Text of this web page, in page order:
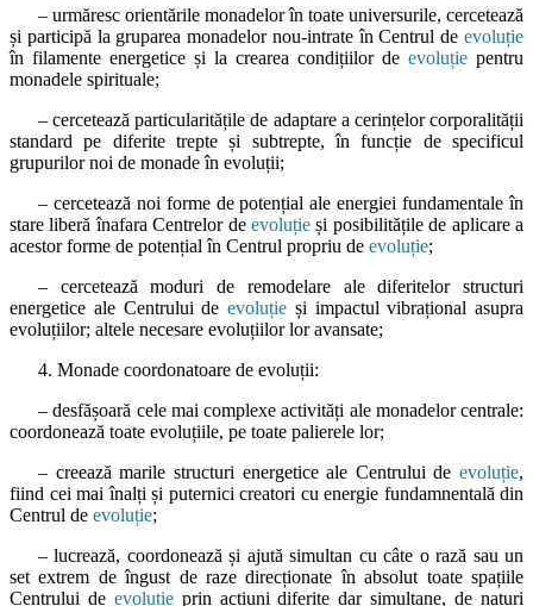
– urmăresc orientările monadelor în toate universurile, cercetează
și participă la gruparea monadelor nou-intrate în Centrul de evoluție
în filamente energetice și la crearea condițiilor de evoluție pentru
monadele spirituale;
– cercetează particularitățile de adaptare a cerințelor corporalității
standard pe diferite trepte și subtrepte, în funcție de specificul
grupurilor noi de monade în evoluții;
– cercetează noi forme de potențial ale energiei fundamentale în
stare liberă înafara Centrelor de evoluție și posibilitățile de aplicare a
acestor forme de potențial în Centrul propriu de evoluție;
– cercetează moduri de remodelare ale diferitelor structuri
energetice ale Centrului de evoluție și impactul vibrațional asupra
evoluțiilor; altele necesare evoluțiilor lor avansate;
4. Monade coordonatoare de evoluții:
– desfășoară cele mai complexe activități ale monadelor centrale:
coordonează toate evoluțiile, pe toate palierele lor;
– creează marile structuri energetice ale Centrului de evoluție,
fiind cei mai înalți și puternici creatori cu energie fundamnentală din
Centrul de evoluție;
– lucrează, coordonează și ajută simultan cu câte o rază sau un
set extrem de îngust de raze direcționate în absolut toate spațiile
Centrului de evoluțieprin acțiuni diferite dar simultane, de naturi